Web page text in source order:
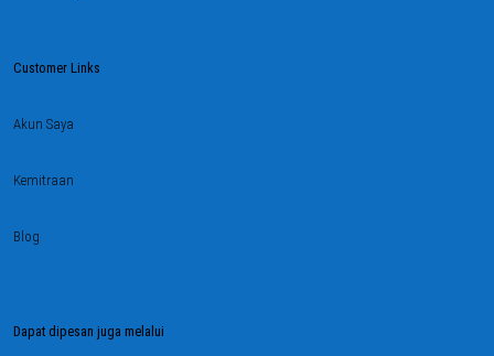
Customer Links
Akun Saya
Kemitraan
Blog
Dapat dipesan juga melalui